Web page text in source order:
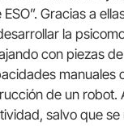
Gracias a
la
con piezas
manuales
de un robot.
salvo que